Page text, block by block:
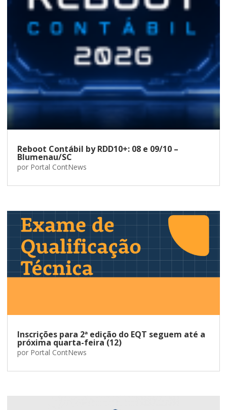
Reboot Contábil by RDD10+: 08 e 09/10 –
Blumenau/SC
por Portal ContNews
Inscrições para 2ª edição do EQT seguem até a
próxima quarta-feira (12)
por Portal ContNews